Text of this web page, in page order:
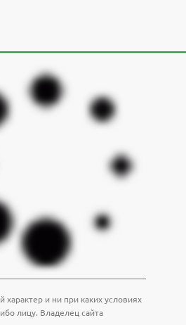
и ни при каких условиях
лицу. Владелец сайта